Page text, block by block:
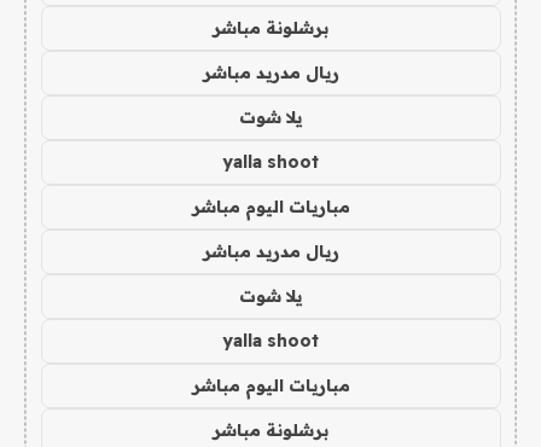
برشلونة مباشر
ريال مدريد مباشر
يلا شوت
yalla shoot
مباريات اليوم مباشر
ريال مدريد مباشر
يلا شوت
yalla shoot
مباريات اليوم مباشر
برشلونة مباشر